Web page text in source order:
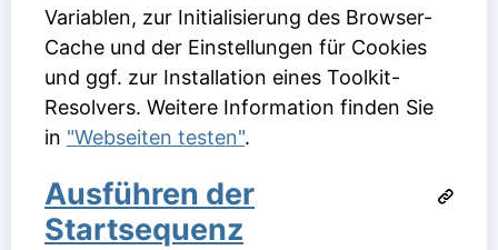
Variablen, zur Initialisierung des Browser-
Cache und der Einstellungen für Cookies
und ggf. zur Installation eines Toolkit-
Resolvers. Weitere Information finden Sie
in "Webseiten testen".
Ausführen der
Startsequenz